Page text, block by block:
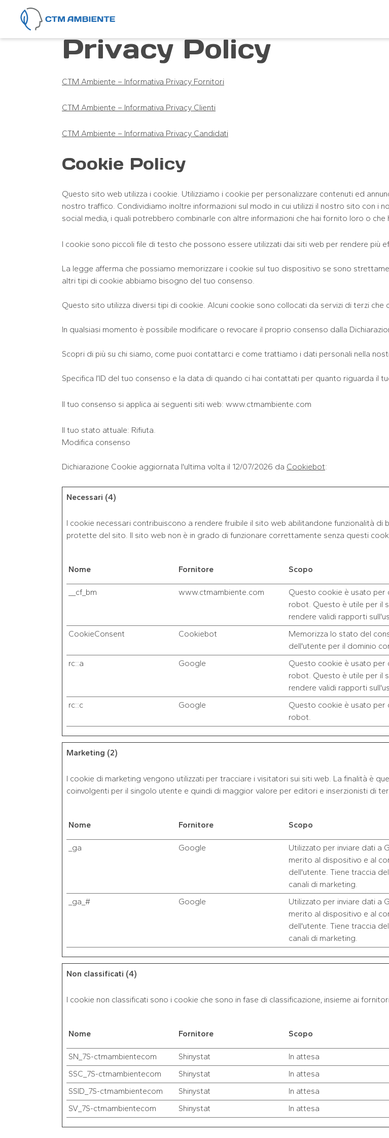
Privacy Policy
CTM Ambiente – Informativa Privacy Fornitori
CTM Ambiente – Informativa Privacy Clienti
CTM Ambiente – Informativa Privacy Candidati
Cookie Policy
Questo sito web utilizza i cookie. Utilizziamo i cookie per personalizzare contenuti ed
nostro traffico. Condividiamo inoltre informazioni sul modo in cui utilizzi il nostro sito con i
social media, i quali potrebbero combinarle con altre informazioni che hai fornito loro o
I cookie sono piccoli file di testo che possono essere utilizzati dai siti web per rendere più
La legge afferma che possiamo memorizzare i cookie sul tuo dispositivo se sono
altri tipi di cookie abbiamo bisogno del tuo consenso.
Questo sito utilizza diversi tipi di cookie. Alcuni cookie sono collocati da servizi di terzi che
In qualsiasi momento è possibile modificare o revocare il proprio consenso dalla
Scopri di più su chi siamo, come puoi contattarci e come trattiamo i dati personali nella
Specifica l’ID del tuo consenso e la data di quando ci hai contattati per quanto riguarda il
Il tuo consenso si applica ai seguenti siti web: www.ctmambiente.com
Il tuo stato attuale: Rifiuta.
Modifica consenso
Dichiarazione Cookie aggiornata l'ultima volta il 12/07/2026 da Cookiebot:
Necessari (4)
I cookie necessari contribuiscono a rendere fruibile il sito web abilitandone funzionalità di
protette del sito. Il sito web non è in grado di funzionare correttamente senza questi
Nome Fornitore Scopo
__cf_bm www.ctmambiente.com
Questo cookie è usato per
robot. Questo è utile per il
rendere validi rapporti
CookieConsent Cookiebot
Memorizza lo stato del
dell'utente per il dominio
rc::a Google
Questo cookie è usato per
robot. Questo è utile per il
rendere validi rapporti
rc::c Google
Questo cookie è usato per
robot.
Marketing (2)
I cookie di marketing vengono utilizzati per tracciare i visitatori sui siti web. La finalità è
coinvolgenti per il singolo utente e quindi di maggior valore per editori e inserzionisti di
Nome Fornitore Scopo
_ga Google
Utilizzato per inviare dati a
merito al dispositivo e al
dell'utente. Tiene traccia
canali di marketing.
_ga_# Google
Utilizzato per inviare dati a
merito al dispositivo e al
dell'utente. Tiene traccia
canali di marketing.
Non classificati (4)
I cookie non classificati sono i cookie che sono in fase di classificazione, insieme ai
Nome Fornitore Scopo
SN_7S-ctmambientecom Shinystat In attesa
SSC_7S-ctmambientecom
Shinystat In attesa
SSID_7S-ctmambientecom
Shinystat In attesa
SV_7S-ctmambientecom
Shinystat In attesa